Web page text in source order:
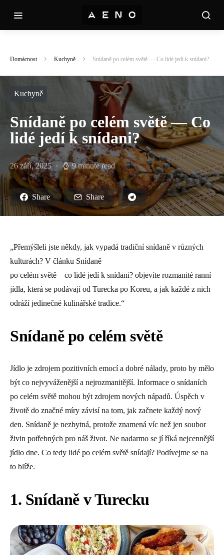
Domácnost Kuchyně Snídaně po celém světě — Co lidé jedí k snídani?
Kuchyně
Snídaně po celém světě — Co
lidé jedí k snídani?
26 září, 2025 9 minute read
Share Share
„Přemýšleli jste někdy, jak vypadá tradiční snídaně v různých
kulturách? V článku Snídaně
po celém světě – co lidé jedí k snídani? objevíte rozmanité ranní
jídla, která se podávají od Turecka po Koreu, a jak každé z nich
odráží jedinečné kulinářské tradice.“
Snídaně po celém světě
Jídlo je zdrojem pozitivních emocí a dobré nálady, proto by mělo
být co nejvyváženější a nejrozmanitější. Informace o snídaních
po celém světě mohou být zdrojem nových nápadů. Úspěch v
životě do značné míry závisí na tom, jak začnete každý nový
den. Snídaně je nezbytná, protože znamená víc než jen soubor
živin potřebných pro náš život. Ne nadarmo se jí říká nejcennější
jídlo dne. Co tedy lidé po celém světě snídají? Podívejme se na
to blíže.
1. Snídaně v Turecku